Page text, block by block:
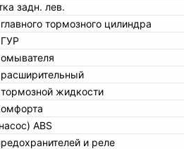
задн. лев.
тормозного цилиндра
жидкости
ABS
и реле